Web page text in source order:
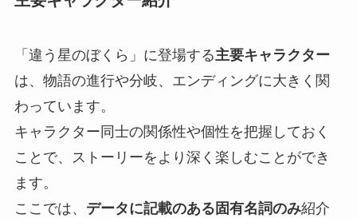
「違う星のぼくら」に登場する主要キャラクター
は、物語の進行や分岐、エンディングに大きく関
わっています。
キャラクター同士の関係性や個性を把握しておく
ことで、ストーリーをより深く楽しむことができ
ます。
ここでは、 データに記載のある固有名詞のみ紹介